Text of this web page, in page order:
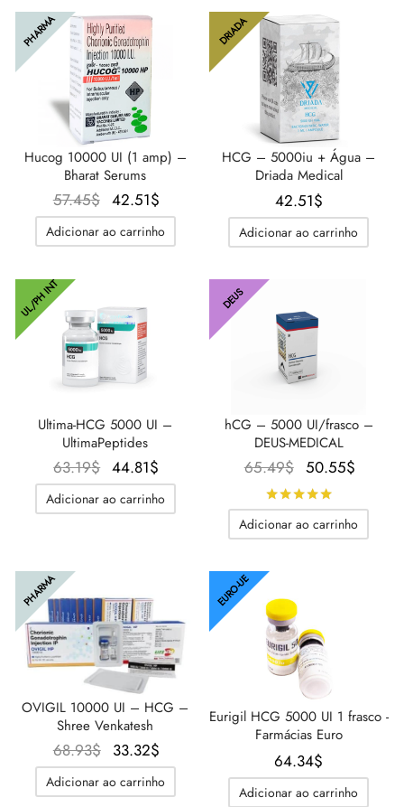
51.70$.
52.85$.
PHARMA
Hucog 10000 UI (1 amp) –
Bharat Serums
57.45$
O
preço
original
42.51$
preço
atual é:
Adicionar ao carrinho
DRIADA
HCG – 5000iu + Água –
Driada Medical
42.51$
Adicionar ao carrinho
UL/PH INT
Ultima-HCG 5000 UI –
UltimaPeptides
63.19$
O
preço
original
44.81$
preço
atual é:
Adicionar ao carrinho
DEUS
hCG – 5000 UI/frasco –
DEUS-MEDICAL
65.49$ O preço
original
era:
65.49$.
50.55$
Adicionar ao carrinho
PHARMA
OVIGIL 10000 UI – HCG –
Shree Venkatesh
68.93$
O
preço
original
33.32$
preço
atual é:
Adicionar ao carrinho
EURO-UE
Eurigil HCG 5000 UI 1 frasco -
Farmácias Euro
64.34$
Adicionar ao carrinho